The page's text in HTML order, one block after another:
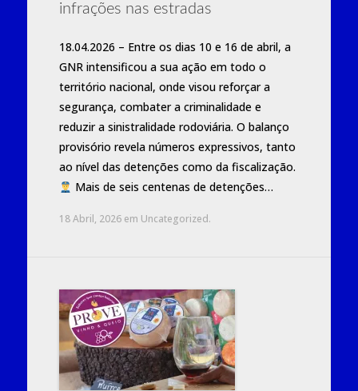
infrações nas estradas
18.04.2026 – Entre os dias 10 e 16 de abril, a
GNR intensificou a sua ação em todo o
território nacional, onde visou reforçar a
segurança, combater a criminalidade e
reduzir a sinistralidade rodoviária. O balanço
provisório revela números expressivos, tanto
ao nível das detenções como da fiscalização.
Mais de seis centenas de detenções…
18 Abril, 2026em Uncategorized.